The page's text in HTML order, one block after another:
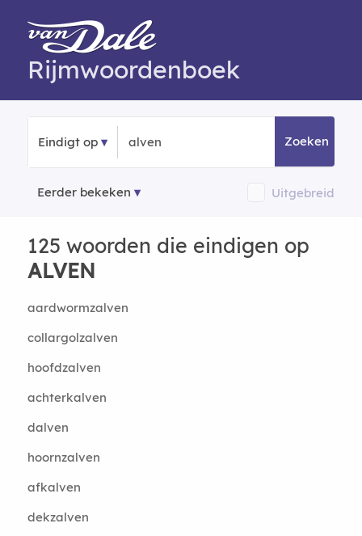
Rijmwoordenboek
Eindigt op Zoeken
Eerder bekeken Uitgebreid
125 woorden die eindigen op
ALVEN
aardwormzalven
collargolzalven
hoofdzalven
achterkalven
dalven
hoornzalven
afkalven
dekzalven